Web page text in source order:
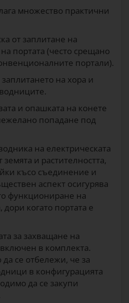
множество практични
от заплитане на
портата (често срещано
портали).
на хора и
и опашката на конете
попадане под
на електрическата
земята и растителността,
късо съединение и
аспект осигурява
функциониране на
дори когато портата е
за захващане на
в комплекта.
се отбележи, че за
в конфигурацията
да се закупи